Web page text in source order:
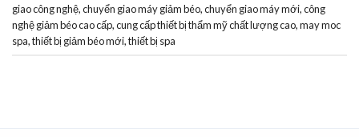
giao công nghệ,chuyển giao máy giảm béo,chuyển giao máy mới,công
nghệ giảm béo cao cấp,cung cấp thiết bị thẩm mỹ chất lượng cao,may moc
spa,thiết bị giảm béo mới,thiết bị spa